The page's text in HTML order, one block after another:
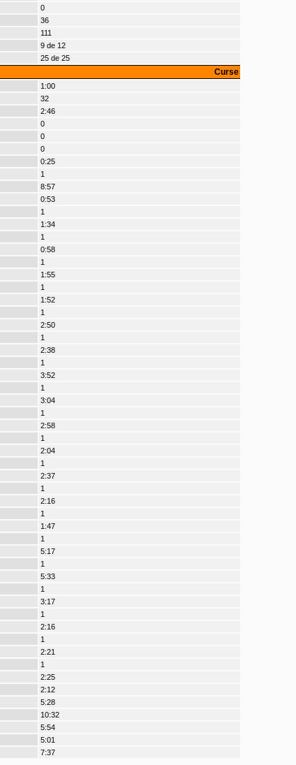
0
36
111
9 de 12
25 de 25
Curse
1:00
32
2:46
0
0
0
0:25
1
8:57
0:53
1
1:34
1
0:58
1
1:55
1
1:52
1
2:50
1
2:38
1
3:52
1
3:04
1
2:58
1
2:04
1
2:37
1
2:16
1
1:47
1
5:17
1
5:33
1
3:17
1
2:16
1
2:21
1
2:25
2:12
5:28
10:32
5:54
5:01
7:37